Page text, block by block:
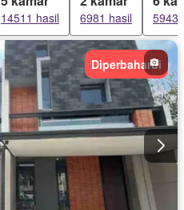
14511 hasil 6981 hasil 5943
Diperbaharui